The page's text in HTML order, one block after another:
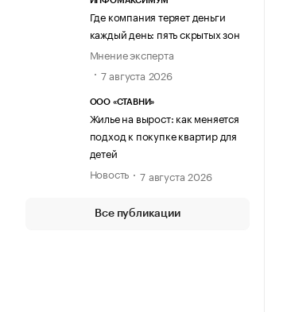
Где компания теряет деньги
каждый день: пять скрытых зон
Мнение эксперта
7 августа 2026
ООО «СТАВНИ»
Жилье на вырост: как меняется
подход к покупке квартир для
детей
Новость
7 августа 2026
Все публикации